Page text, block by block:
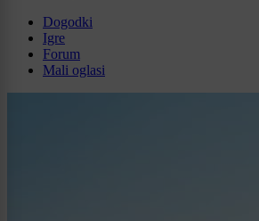
Dogodki
Igre
Forum
Mali oglasi